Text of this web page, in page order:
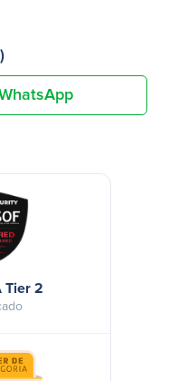
Tier 2